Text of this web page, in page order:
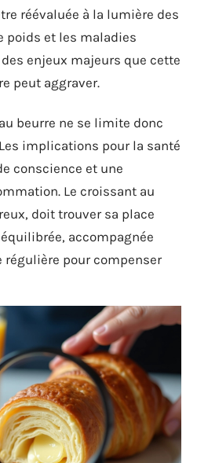
réévaluée à la lumière des
poids et les maladies
enjeux majeurs que cette
peut aggraver.
beurre ne se limite donc
implications pour la santé
conscience et une
Le croissant au
doit trouver sa place
accompagnée
régulière pour compenser